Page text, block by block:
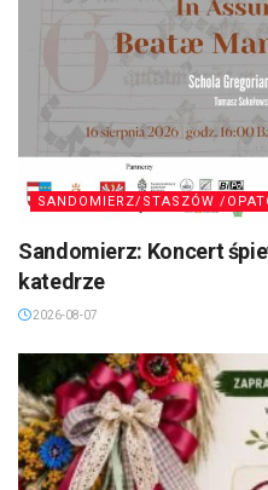
SANDOMIERZ/STASZÓW /
Sandomierz: Koncert
katedrze
2026-08-07